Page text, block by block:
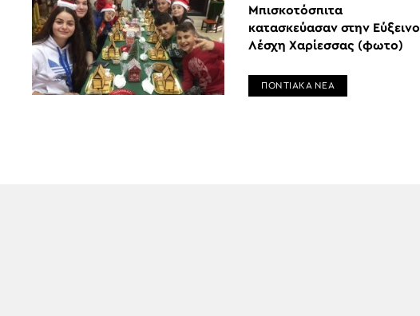
Μπισκοτόσπιτα
κατασκεύασαν στην Εύξεινο
Λέσχη Χαρίεσσας (φωτο)
ΠΟΝΤΙΑΚΑ ΝΕΑ